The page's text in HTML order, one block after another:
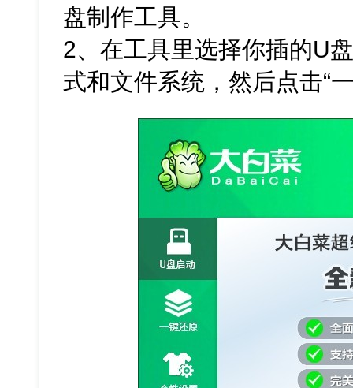
盘制作工具。
2、在工具里选择你插的U
式和文件系统，然后点击“